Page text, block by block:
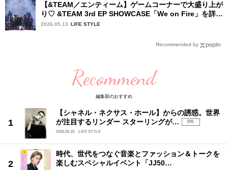
【&TEAM／エンティーム】ゲームコーナーで大盛り上が
り♡ &TEAM 3rd EP SHOWCASE「We on Fire」を詳細
レポート【後編】
2026.05.13 LIFE STYLE
Recommended by
Recommend
編集部のおすすめ
【シャネル・ネクサス・ホール】からの誘惑。世界
が注目するリンダー スターリングが…
PR
2026.06.18
LIFE STYLE
時代、世代をつなぐ音楽とファッション＆トークを
楽しむスペシャルイベント「JJ50…